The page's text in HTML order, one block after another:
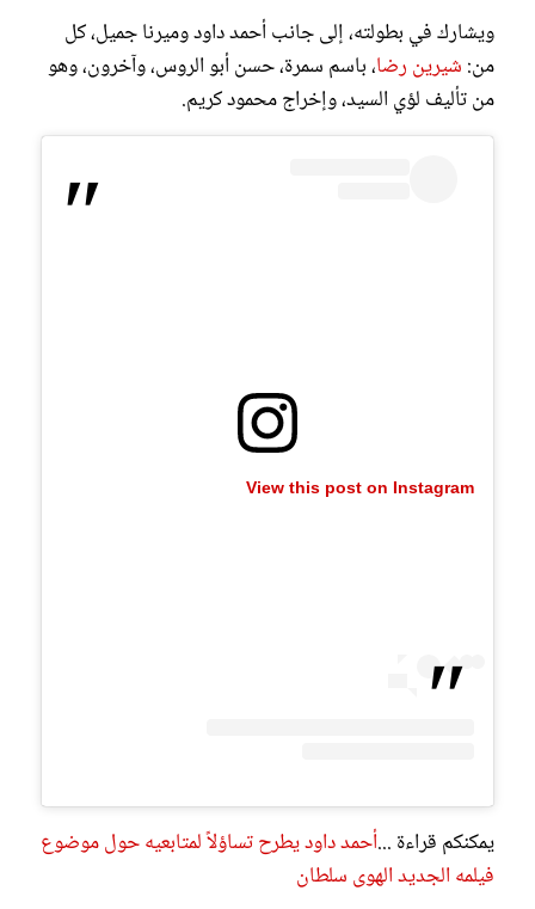
ويشارك في بطولته، إلى جانب أحمد داودوميرنا جميل، كل
من: شيرين رضا، باسم سمرة، حسن أبو الروس، وآخرون، وهو
من تأليف لؤي السيد، وإخراج محمود كريم.
View this post on Instagram
يمكنكم قراءة ...أحمد داود يطرح تساؤلاً لمتابعيه حول موضوع
فيلمه الجديد الهوى سلطان